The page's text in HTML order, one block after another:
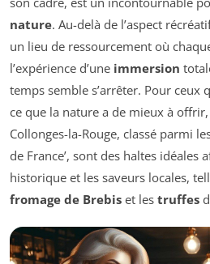
nature. Au-delà de l’aspect
un lieu de ressourcement où
l’expérience d’une immersion
temps semble s’arrêter. Pour
ce que la nature a de mieux à
Collonges-la-Rouge, classé parmi
de France’, sont des haltes idéales
historique et les saveurs locales,
fromage de Brebis et les truffes